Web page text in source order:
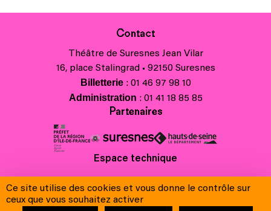
Contact
Théâtre de Suresnes Jean Vilar
16, place Stalingrad • 92150 Suresnes
Billetterie: 01 46 97 98 10
Administration : 01 41 18 85 85
Partenaires
Espace technique
Contacts
Crédits
Ce site utilise des cookies et vous donne le contrôle sur
ceux que vous souhaitez activer